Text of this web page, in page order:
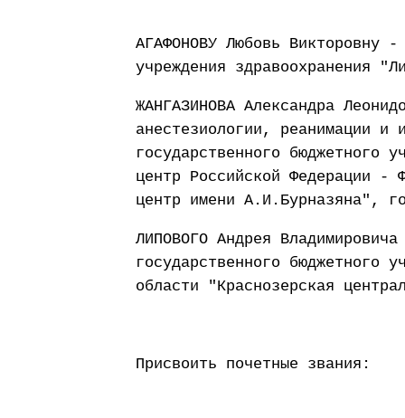
АГАФОНОВУ Любовь Викторовну -
учреждения здравоохранения
ЖАНГАЗИНОВА Александра
анестезиологии, реанимации и
государственного бюджетного
центр Российской Федерации -
центр имени А.И.Бурназяна",
ЛИПОВОГО Андрея
государственного бюджетного
области "Краснозерская
Присвоить почетные звания: